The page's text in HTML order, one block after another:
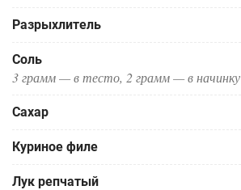
Разрыхлитель
Соль
3 грамм — в тесто, 2 грамм — в начинку
Сахар
Куриное филе
Лук репчатый